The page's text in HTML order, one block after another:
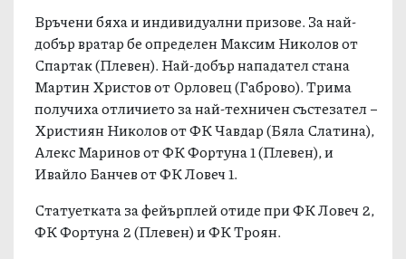
Връчени бяха и индивидуални призове. За най-
добър вратар бе определен Максим Николов от
Спартак (Плевен). Най-добър нападател стана
Мартин Христов от Орловец (Габрово). Трима
получиха отличието за най-техничен състезател –
Християн Николов от ФК Чавдар (Бяла Слатина),
Алекс Маринов от ФК Фортуна 1 (Плевен), и
Ивайло Банчев от ФК Ловеч 1.
Статуетката за фейърплей отиде при ФК Ловеч 2,
ФК Фортуна 2 (Плевен) и ФК Троян.